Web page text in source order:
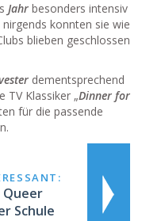
Jahr besonders intensiv
konnten sie wie
blieben geschlossen
dementsprechend
TV Klassiker „Dinner for
für die passende
Queer
Schule